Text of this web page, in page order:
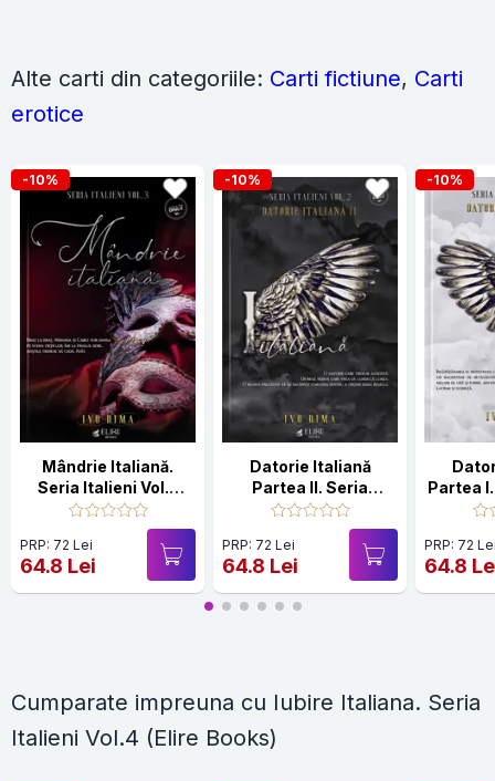
Alte carti din categoriile: Carti fictiune, Carti
erotice
-10%
Mândrie Italiană.
Seria Italieni Vol.3
(Elire Books)
PRP: 72 Lei
64.8 Lei
-10%
Datorie Italiană
Partea II. Seria
Italieni Vol.2 (Elire
PRP: 72 Lei
64.8 Lei
-10%
Partea
Vol.1
PRP: 72
64.8
Cumparate impreuna cu Iubire Italiana. Seria
Italieni Vol.4 (Elire Books)